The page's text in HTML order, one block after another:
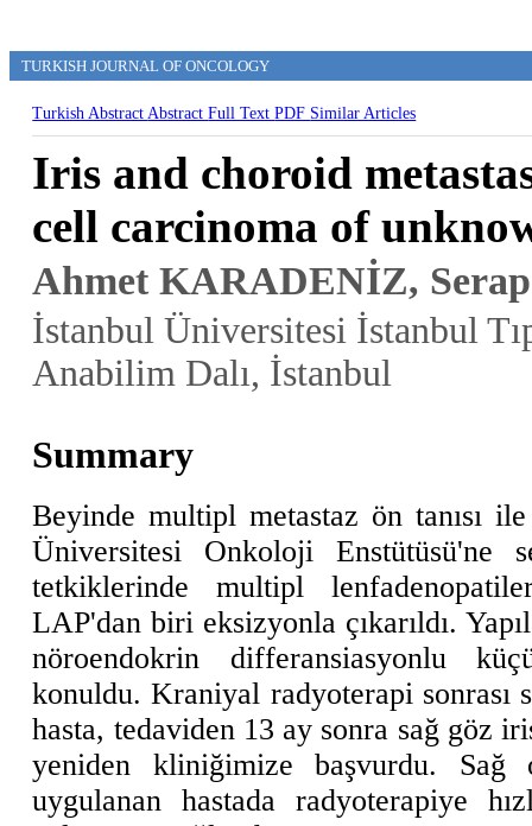
TURKISH JOURNAL OF ONCOLOGY
Turkish AbstractAbstractFull TextPDF Similar Articles
Iris and choroid
cell carcinoma of
Ahmet KARADENİZ,
İstanbul Üniversitesi İstanbul
Anabilim Dalı, İstanbul
Summary
Beyinde multipl metastaz ön tanısı
Üniversitesi Onkoloji Enstütüsü'ne
tetkiklerinde multipl
LAP'dan biri eksizyonla çıkarıldı.
nöroendokrin differansiasyonlu
konuldu. Kraniyal radyoterapi sonrası
hasta, tedaviden 13 ay sonra sağ göz
yeniden kliniğimize başvurdu. Sağ
uygulanan hastada radyoterapiye